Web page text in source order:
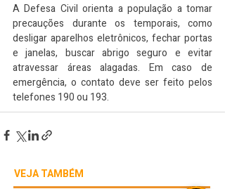
A Defesa Civil orienta a população a tomar
precauções durante os temporais, como
desligar aparelhos eletrônicos, fechar portas
e janelas, buscar abrigo seguro e evitar
atravessar áreas alagadas. Em caso de
emergência, o contato deve ser feito pelos
telefones 190 ou 193.
VEJA TAMBÉM